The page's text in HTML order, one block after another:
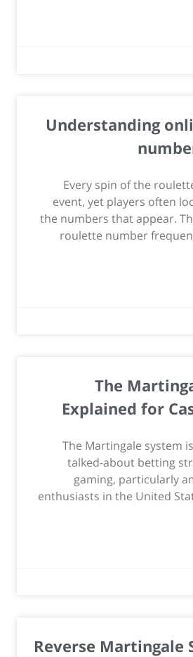
Understanding
Every spin of the
event, yet players often
the numbers that appear.
roulette number
The
Explained for
The Martingale system
talked-about betting
gaming, particularly
enthusiasts in the United
Reverse Martingale